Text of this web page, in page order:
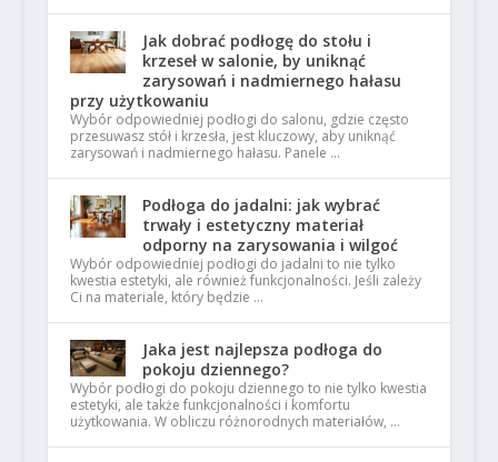
Jak dobrać podłogę do stołu i
krzeseł w salonie, by uniknąć
zarysowań i nadmiernego hałasu
przy użytkowaniu
Wybór odpowiedniej podłogi do salonu, gdzie często
przesuwasz stół i krzesła, jest kluczowy, aby uniknąć
zarysowań i nadmiernego hałasu. Panele …
Podłoga do jadalni: jak wybrać
trwały i estetyczny materiał
odporny na zarysowania i wilgoć
Wybór odpowiedniej podłogi do jadalni to nie tylko
kwestia estetyki, ale również funkcjonalności. Jeśli zależy
Ci na materiale, który będzie …
Jaka jest najlepsza podłoga do
pokoju dziennego?
Wybór podłogi do pokoju dziennego to nie tylko kwestia
estetyki, ale także funkcjonalności i komfortu
użytkowania. W obliczu różnorodnych materiałów, …